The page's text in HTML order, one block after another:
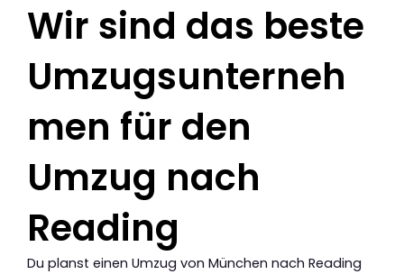
Wir sind das beste
Umzugsunterneh
men für den
Umzug nach
Reading
Du planst einen Umzug von München nach Reading